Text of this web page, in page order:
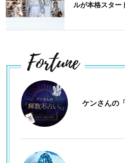
ルが本格スター
Fortune
ケンさんの